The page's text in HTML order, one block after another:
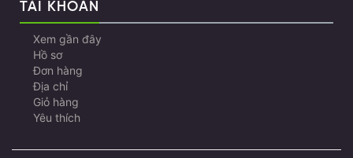
TÀI KHOẢN
Xem gần đây
Hồ sơ
Đơn hàng
Địa chỉ
Giỏ hàng
Yêu thích